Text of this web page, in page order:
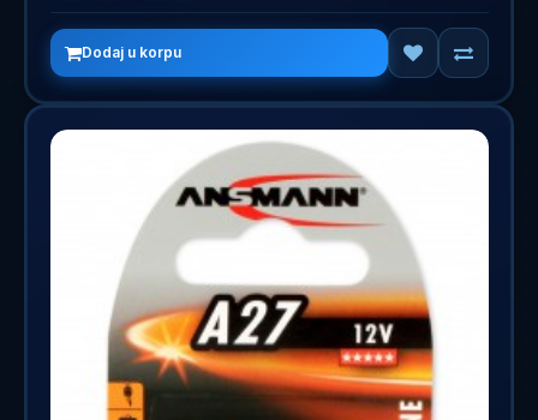
Dodaj u korpu